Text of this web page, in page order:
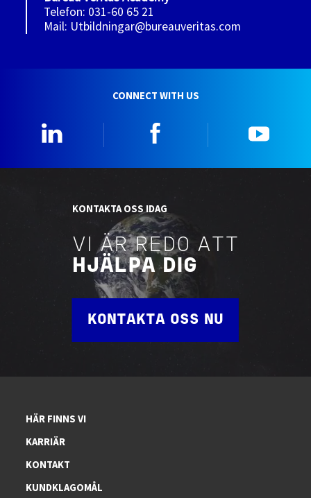
Telefon: 031-60 65 21
Mail: Utbildningar@bureauveritas.com
CONNECT WITH US
KONTAKTA OSS IDAG
VI ÄR REDO ATT
HJÄLPA DIG
KONTAKTA OSS NU
HÄR FINNS VI
KARRIÄR
KONTAKT
KUNDKLAGOMÅL